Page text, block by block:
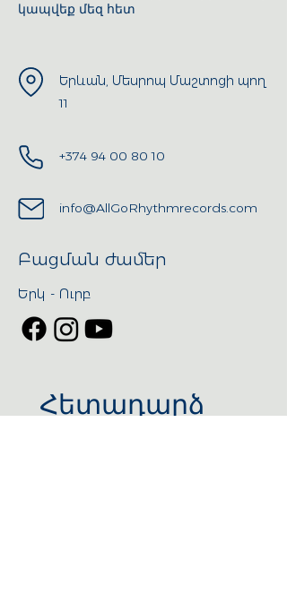
կապվեք մեզ հետ
Երևան, Մեսրոպ Մաշտոցի պող
11
+374 94 00 80 10
info@AllGoRhythmrecords.com
Բացման ժամեր
Երկ - Ուրբ
Հետադարձ